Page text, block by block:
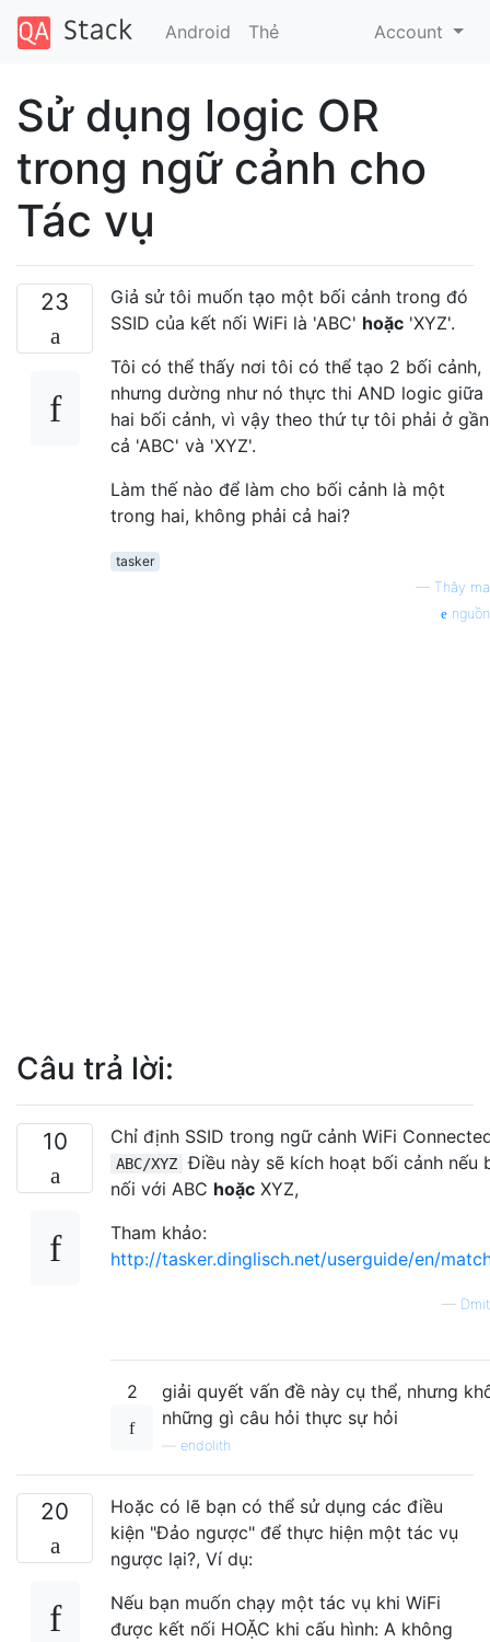
Android Thẻ Account
Sử dụng logic OR
trong ngữ cảnh cho
Tác vụ
23
Giả sử tôi muốn tạo một bối cảnh trong đó
SSID của kết nối WiFi là 'ABC' hoặc 'XYZ'.
Tôi có thể thấy nơi tôi có thể tạo 2 bối cảnh,
nhưng dường như nó thực thi AND logic giữa
hai bối cảnh, vì vậy theo thứ tự tôi phải ở gần
cả 'ABC' và 'XYZ'.
Làm thế nào để làm cho bối cảnh là một
trong hai, không phải cả hai?
tasker
— Thây ma
nguồn
Câu trả lời:
10 Chỉ định SSID trong ngữ cảnh WiFi
ABC/XYZ Điều này sẽ kích hoạt bối cảnh nếu
nối với ABC hoặc XYZ,
Tham khảo:
http://tasker.dinglisch.net/userguide/en/
—
2
giải quyết vấn đề này cụ thể, nhưng
những gì câu hỏi thực sự hỏi
endolith
20
Hoặc có lẽ bạn có thể sử dụng các điều
kiện "Đảo ngược" để thực hiện một tác vụ
ngược lại?, Ví dụ:
Nếu bạn muốn chạy một tác vụ khi WiFi
được kết nối HOẶC khi cấu hình: A không